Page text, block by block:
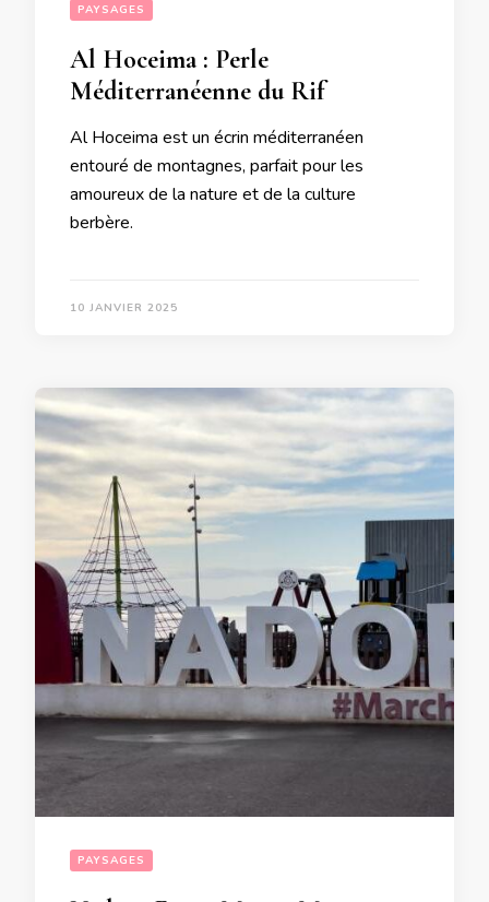
PAYSAGES
Al Hoceima : Perle
Méditerranéenne du Rif
Al Hoceima est un écrin méditerranéen
entouré de montagnes, parfait pour les
amoureux de la nature et de la culture
berbère.
10 JANVIER 2025
PAYSAGES